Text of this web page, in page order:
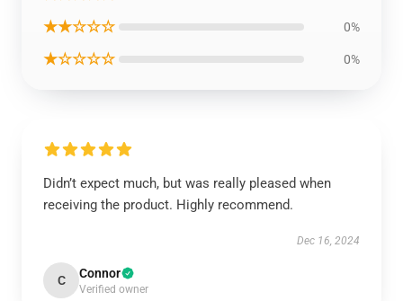
★★☆☆☆ 0%
★☆☆☆☆ 0%
Didn’t expect much, but was really pleased when
receiving the product. Highly recommend.
Dec 16, 2024
C Connor
Verified owner